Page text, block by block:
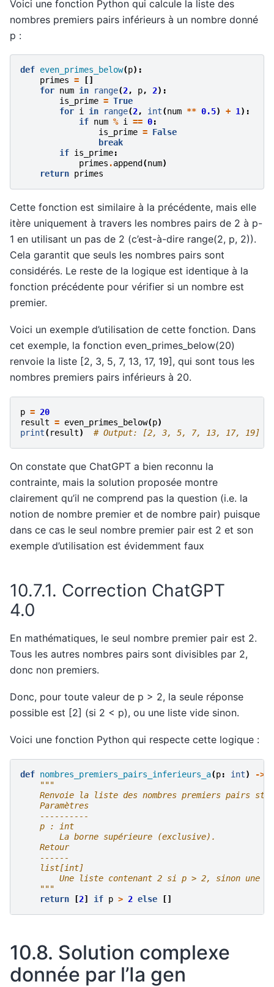
Voici une fonction Python qui calcule la liste des
nombres premiers pairs inférieurs à un nombre donné
p :
def even_primes_below(p):
primes =
[]
for num in range(2, p, 2):
is_prime = True
for i in range(2, int(num ** 0.5) + 1 ):
if num % i == 0:
is_prime = False
break
if is_prime:
primes .append (num)
return primes
Cette fonction est similaire à la précédente, mais elle
itère uniquement à travers les nombres pairs de 2 à p-
1 en utilisant un pas de 2 (c’est-à-dire range(2, p, 2)).
Cela garantit que seuls les nombres pairs sont
considérés. Le reste de la logique est identique à la
fonction précédente pour vérifier si un nombre est
premier.
Voici un exemple d’utilisation de cette fonction. Dans
cet exemple, la fonction even_primes_below(20)
renvoie la liste [2, 3, 5, 7, 13, 17, 19], qui sont tous les
nombres premiers pairs inférieurs à 20.
p = 20
result = even_primes_below(p)
print( result) # Output: [2, 3, 5, 7, 13, 17, 19]
On constate que ChatGPT a bien reconnu la
contrainte, mais la solution proposée montre
clairement qu’il ne comprend pas la question (i.e. la
notion de nombre premier et de nombre pair) puisque
dans ce cas le seul nombre premier pair est 2 et son
exemple d’utilisation est évidemment faux
10.7.1. Correction ChatGPT
4.0
En mathématiques, le seul nombre premier pair est 2.
Tous les autres nombres pairs sont divisibles par 2,
donc non premiers.
Donc, pour toute valeur de p > 2, la seule réponse
possible est [2] (si 2 < p), ou une liste vide sinon.
Voici une fonction Python qui respecte cette logique :
def nombres_premiers_pairs_inferieurs_a(p: int) ->
"""
Renvoie la liste des nombres premiers pairs
    Paramètres
    ----------
    p : int
        La borne supérieure (exclusive).
    Retour
    ------
    list[int]
Une liste contenant 2 si p > 2, sinon une
    """
return
[2] if p > 2 else []
10.8. Solution complexe
donnée par l’Ia gen